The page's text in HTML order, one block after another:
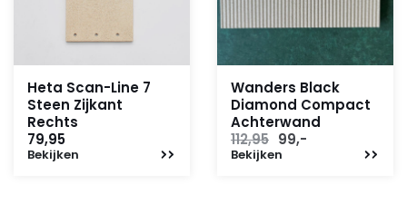
Heta Scan-Line 7
Steen Zijkant
Rechts
79,95
Bekijken
Wanders Black
Diamond Compact
Achterwand
112,95 Oorspronkelijke
prijs
99,-
Bekijken